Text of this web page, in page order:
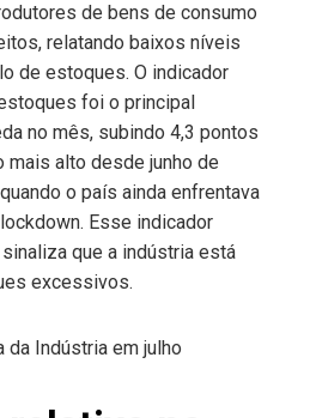
de bens de consumo
relatando baixos níveis
de estoques. O indicador
foi o principal
no mês, subindo 4,3 pontos
mais alto desde junho de
o país ainda enfrentava
Esse indicador
que a indústria está
excessivos.